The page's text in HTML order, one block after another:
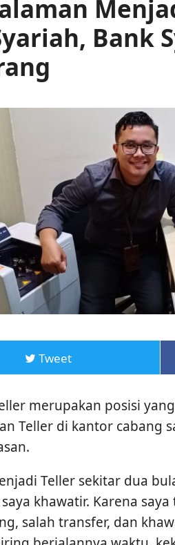
Bank
Tweet
merupakan posisi
Teller di kantor cabang
Teller sekitar dua
khawatir. Karena
salah transfer, dan